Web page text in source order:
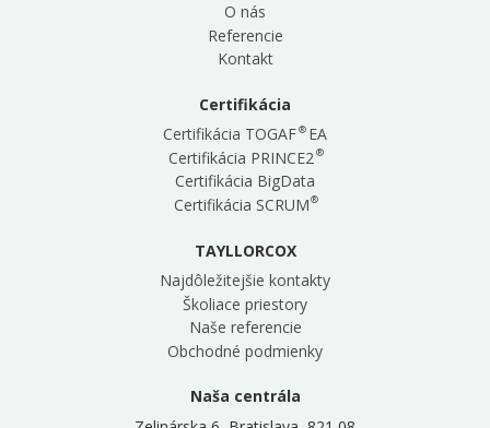
O nás
Referencie
Kontakt
Certifikácia
Certifikácia TOGAF®EA
Certifikácia PRINCE2®
Certifikácia BigData
Certifikácia SCRUM®
TAYLLORCOX
Najdôležitejšie kontakty
Školiace priestory
Naše referencie
Obchodné podmienky
Naša centrála